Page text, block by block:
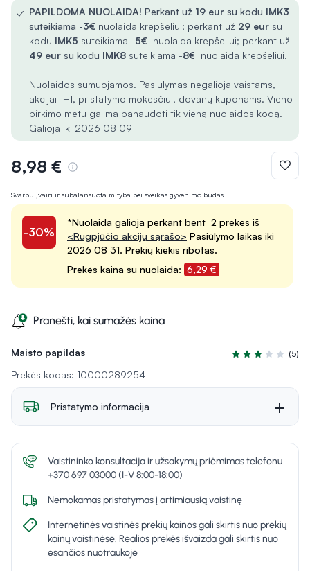
Maisto papildas
Įvertinimas 3.0
(5)
Prekės kodas: 10000289254
Svarbu įvairi ir subalansuota mityba bei sveikas gyvenimo būdas
-30%
*Nuolaida galioja perkant bent 2 prekes iš
<Rugpjūčio akcijų sąrašo> Pasiūlymo laikas iki
2026 08 31. Prekių kiekis ribotas.
Prekės kaina su nuolaida: 6,29 €
✓ PAPILDOMA NUOLAIDA! Perkant už 19 eur su kodu IMK3
suteikiama -3€ nuolaida krepšeliui; perkant už 29 eur su
kodu IMK5 suteikiama -5€ nuolaida krepšeliui; perkant už
49 eur su kodu IMK8 suteikiama -8€ nuolaida krepšeliui.
Nuolaidos sumuojamos. Pasiūlymas negalioja vaistams,
akcijai 1+1, pristatymo mokesčiui, dovanų kuponams. Vieno
pirkimo metu galima panaudoti tik vieną nuolaidos kodą.
Galioja iki 2026 08 09
8,98 €
Pranešti, kai sumažės kaina
Pristatymo informacija
Vaistininko konsultacija ir užsakymų priėmimas telefonu
+370 697 03000 (I-V 8:00-18:00)
Nemokamas pristatymas į artimiausią vaistinę
Internetinės vaistinės prekių kainos gali skirtis nuo prekių
kainų vaistinėse. Realios prekės išvaizda gali skirtis nuo
esančios nuotraukoje